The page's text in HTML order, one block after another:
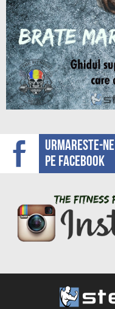
Urmareste-ne
pe facebook